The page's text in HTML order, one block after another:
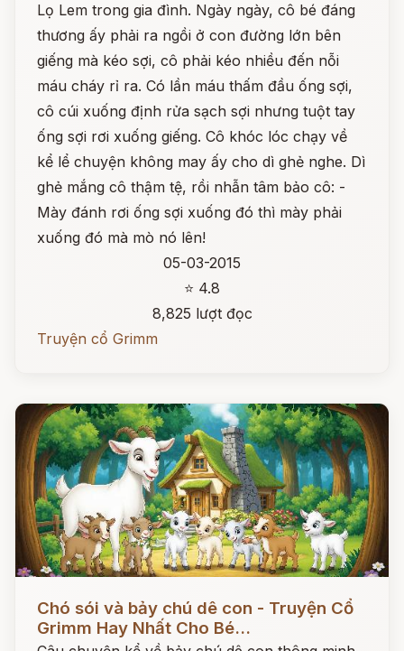
Lọ Lem trong gia đình. Ngày ngày, cô bé đáng
thương ấy phải ra ngồi ở con đường lớn bên
giếng mà kéo sợi, cô phải kéo nhiều đến nỗi
máu cháy rỉ ra. Có lần máu thấm đầu ống sợi,
cô cúi xuống định rửa sạch sợi nhưng tuột tay
ống sợi rơi xuống giếng. Cô khóc lóc chạy về
kể lể chuyện không may ấy cho dì ghẻ nghe. Dì
ghẻ mắng cô thậm tệ, rồi nhẫn tâm bảo cô: -
Mày đánh rơi ống sợi xuống đó thì mày phải
xuống đó mà mò nó lên!
05-03-2015
⭐ 4.8
8,825 lượt đọc
Truyện cổ Grimm
Chó sói và bảy chú dê con - Truyện Cổ
Grimm Hay Nhất Cho Bé...